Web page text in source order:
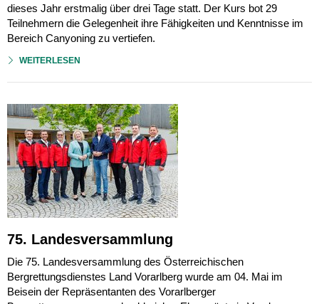
dieses Jahr erstmalig über drei Tage statt. Der Kurs bot 29
Teilnehmern die Gelegenheit ihre Fähigkeiten und Kenntnisse im
Bereich Canyoning zu vertiefen.
WEITERLESEN
75. Landesversammlung
Die 75. Landesversammlung des Österreichischen
Bergrettungsdienstes Land Vorarlberg wurde am 04. Mai im
Beisein der Repräsentanten des Vorarlberger